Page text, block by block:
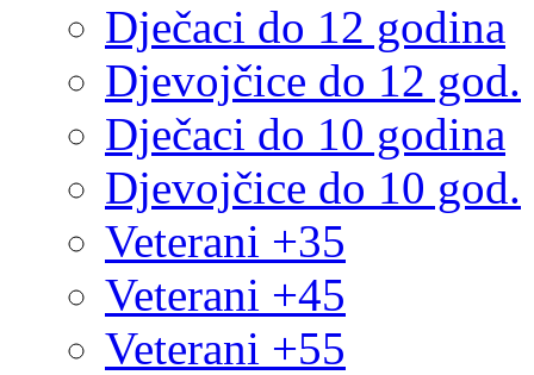
Dječaci do 12 godina
Djevojčice do 12 god.
Dječaci do 10 godina
Djevojčice do 10 god.
Veterani +35
Veterani +45
Veterani +55